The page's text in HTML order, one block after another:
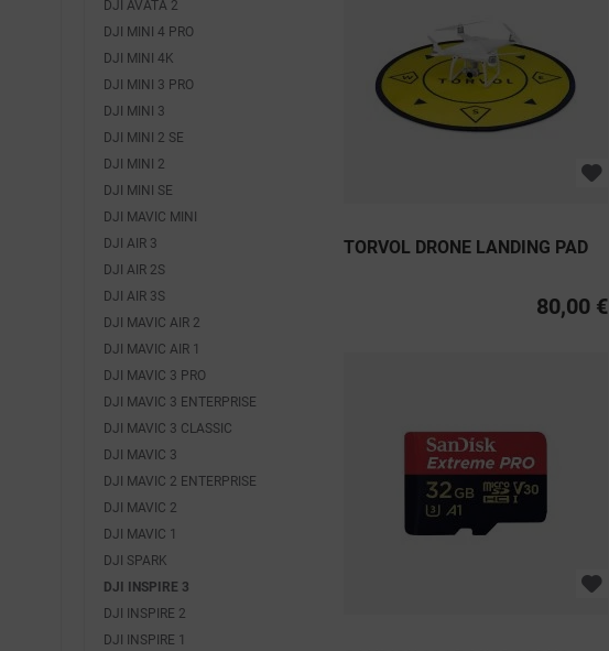
DJI AVATA 2
DJI MINI 4 PRO
DJI MINI 4K
DJI MINI 3 PRO
DJI MINI 3
DJI MINI 2 SE
DJI MINI 2
DJI MINI SE
DJI MAVIC MINI
DJI AIR 3
DJI AIR 2S
DJI AIR 3S
DJI MAVIC AIR 2
DJI MAVIC AIR 1
DJI MAVIC 3 PRO
DJI MAVIC 3 ENTERPRISE
DJI MAVIC 3 CLASSIC
DJI MAVIC 3
DJI MAVIC 2 ENTERPRISE
DJI MAVIC 2
DJI MAVIC 1
DJI SPARK
DJI INSPIRE 3
DJI INSPIRE 2
DJI INSPIRE 1
TORVOL DRONE LANDING PAD
80,00 €